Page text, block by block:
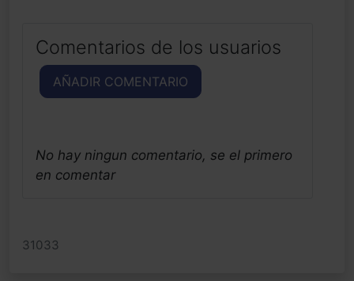
Comentarios de los usuarios
AÑADIR COMENTARIO
No hay ningun comentario, se el primero
en comentar
31033